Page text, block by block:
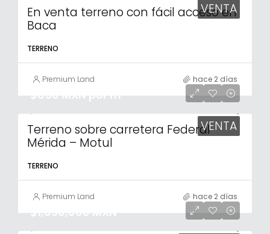
VENTA
En venta terreno con fácil acceso en
Baca
TERRENO
Premium Land hace 2 días
VENTA
$850 MXN por m²
Terreno sobre carretera Federal
Mérida – Motul
TERRENO
Premium Land hace 2 días
$1,690,000 MXN